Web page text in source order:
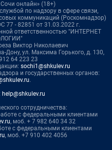
онлайн» (18+)
по надзору в сфере связи,
коммуникаций (Роскомнадзор)
77 - 82851 от 31.03.2022 г.
ответственностью "ИНТЕРНЕТ
Виктор Николаевич
Дону, ул. Максима Горького, д. 130,
64 223 23
sochi1@shkulev.ru
и государственных органов:
.
help@shkulev.ru
сотрудничества:
с федеральными клиентами
, моб. + 7 982 640 34 32
с федеральными клиентами
, моб. +7 910 402 4056